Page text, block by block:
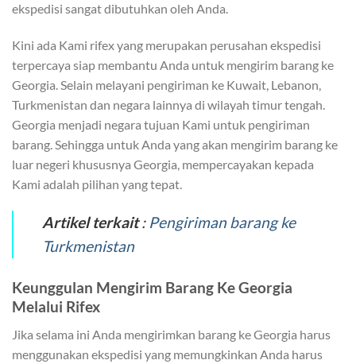
ekspedisi sangat dibutuhkan oleh Anda.
Kini ada Kami rifex yang merupakan perusahan ekspedisi
terpercaya siap membantu Anda untuk mengirim barang ke
Georgia. Selain melayani pengiriman ke Kuwait, Lebanon,
Turkmenistan dan negara lainnya di wilayah timur tengah.
Georgia menjadi negara tujuan Kami untuk pengiriman
barang. Sehingga untuk Anda yang akan mengirim barang ke
luar negeri khususnya Georgia, mempercayakan kepada
Kami adalah pilihan yang tepat.
Artikel terkait: Pengiriman barang ke
Turkmenistan
Keunggulan Mengirim Barang Ke Georgia
Melalui Rifex
Jika selama ini Anda mengirimkan barang ke Georgia harus
menggunakan ekspedisi yang memungkinkan Anda harus